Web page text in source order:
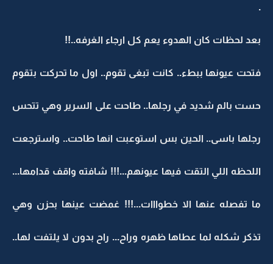
.
بعد لحظات كان الهدوء يعم كل ارجاء الغرفه..!!
فتحت عيونها ببطء.. كانت تبغى تقوم.. اول ما تحركت بتقوم
حست بالم شديد في رجلها.. طاحت على السرير وهي تتحس
رجلها باسى.. الحين بس استوعبت انها طاحت.. واسترجعت
اللحظه اللي التقت فيها عيونهم...!!! شافته واقف قدامها...
ما تفصله عنها الا خطوااات...!!! غمضت عينها بحزن وهي
تذكر شكله لما عطاها ظهره وراح... راح بدون لا يلتفت لها..